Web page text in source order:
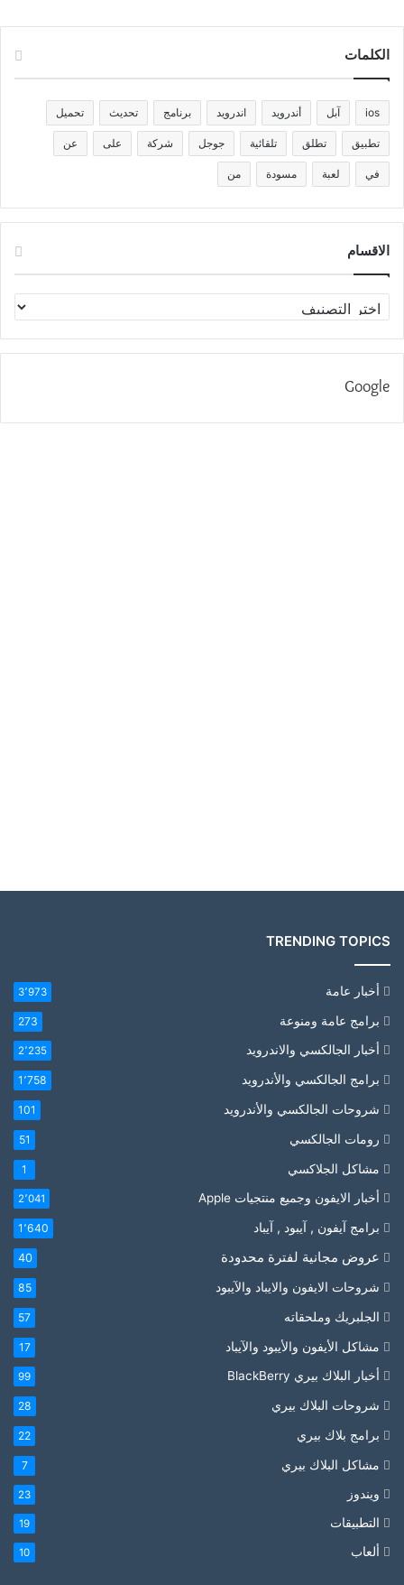
الكلمات
ios آبل أندرويد اندرويد برنامج تحديث تحميل
تطبيق تطلق تلقائية جوجل شركة على عن
في لعبة مسودة من
الاقسام
الاقسام
Google
TRENDING TOPICS
أخبار عامة 3٬973
برامج عامة ومنوعة 273
أخبار الجالكسي والاندرويد 2٬235
برامج الجالكسي والأندرويد 1٬758
شروحات الجالكسي والأندرويد 101
رومات الجالكسي 51
مشاكل الجلاكسي 1
أخبار الايفون وجميع منتجيات Apple 2٬041
برامج آيفون , آيبود , آيباد 1٬640
عروض مجانية لفترة محدودة 40
شروحات الايفون والايباد والآيبود 85
الجلبريك وملحقاته 57
مشاكل الأيفون والأيبود والآيباد 17
أخبار البلاك بيري BlackBerry 99
شروحات البلاك بيري 28
برامج بلاك بيري 22
مشاكل البلاك بيري 7
ويندوز 23
التطبيقات 19
ألعاب 10